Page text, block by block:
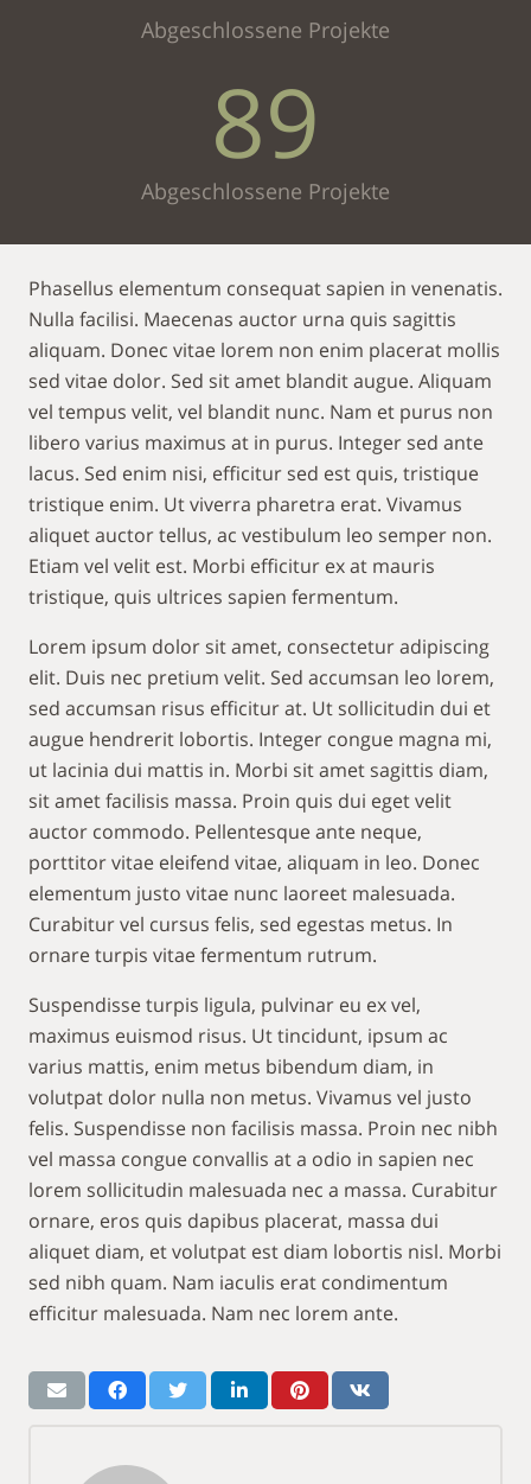
Abgeschlossene Projekte
89
Abgeschlossene Projekte
Phasellus elementum consequat sapien in venenatis.
Nulla facilisi. Maecenas auctor urna quis sagittis
aliquam. Donec vitae lorem non enim placerat mollis
sed vitae dolor. Sed sit amet blandit augue. Aliquam
vel tempus velit, vel blandit nunc. Nam et purus non
libero varius maximus at in purus. Integer sed ante
lacus. Sed enim nisi, efficitur sed est quis, tristique
tristique enim. Ut viverra pharetra erat. Vivamus
aliquet auctor tellus, ac vestibulum leo semper non.
Etiam vel velit est. Morbi efficitur ex at mauris
tristique, quis ultrices sapien fermentum.
Lorem ipsum dolor sit amet, consectetur adipiscing
elit. Duis nec pretium velit. Sed accumsan leo lorem,
sed accumsan risus efficitur at. Ut sollicitudin dui et
augue hendrerit lobortis. Integer congue magna mi,
ut lacinia dui mattis in. Morbi sit amet sagittis diam,
sit amet facilisis massa. Proin quis dui eget velit
auctor commodo. Pellentesque ante neque,
porttitor vitae eleifend vitae, aliquam in leo. Donec
elementum justo vitae nunc laoreet malesuada.
Curabitur vel cursus felis, sed egestas metus. In
ornare turpis vitae fermentum rutrum.
Suspendisse turpis ligula, pulvinar eu ex vel,
maximus euismod risus. Ut tincidunt, ipsum ac
varius mattis, enim metus bibendum diam, in
volutpat dolor nulla non metus. Vivamus vel justo
felis. Suspendisse non facilisis massa. Proin nec nibh
vel massa congue convallis at a odio in sapien nec
lorem sollicitudin malesuada nec a massa. Curabitur
ornare, eros quis dapibus placerat, massa dui
aliquet diam, et volutpat est diam lobortis nisl. Morbi
sed nibh quam. Nam iaculis erat condimentum
efficitur malesuada. Nam nec lorem ante.